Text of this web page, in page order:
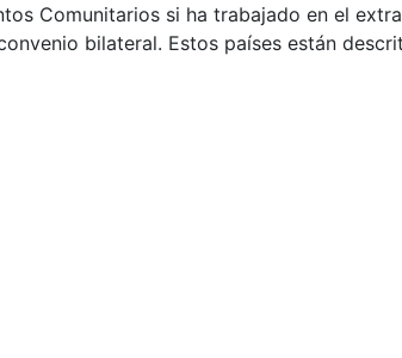
Comunitarios si ha trabajado en el
bilateral. Estos países están